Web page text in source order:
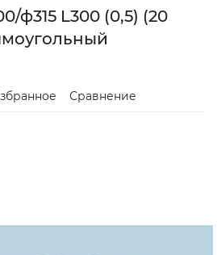
ф315 L300 (0,5) (20
Сравнение